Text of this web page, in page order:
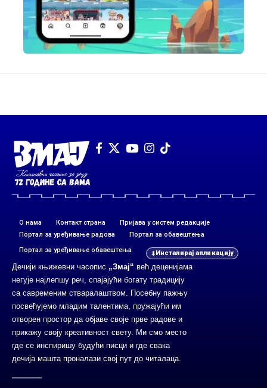
О нама Контакт страна
Пријава у систем редакције
Портал за уређивање радова
Портал за обавештења
Портал за уређивање обавештења Инсталирај апликацију
Дечији књижевни часопис „Змај“ већ деценијама
негује најлепшу реч, спајајући богату традицију
са савременим стваралаштвом. Посебну пажњу
посвећујемо младим талентима, пружајући им
отворен простор да објаве своје прве радове и
прикажу своју креативност свету. Ми смо место
где се инспиришу будући писци и где свака
дечија машта проналази свој пут до читалаца.